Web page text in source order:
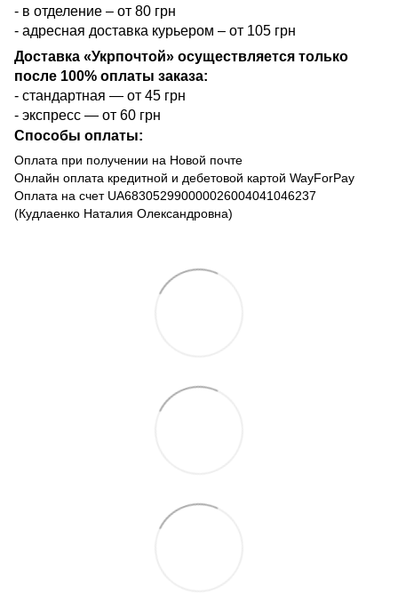
- в отделение – от 80 грн
- адресная доставка курьером – от 105 грн
Доставка «Укрпочтой» осуществляется только
после 100% оплаты заказа:
- стандартная — от 45 грн
- экспресс — от 60 грн
Способы оплаты:
Оплата при получении на Новой почте
Онлайн оплата кредитной и дебетовой картой WayForPay
Оплата на счет UA683052990000026004041046237
(Кудлаенко Наталия Олександровна)